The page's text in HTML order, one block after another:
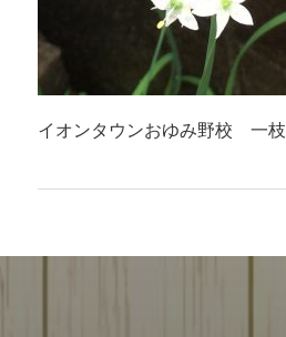
イオンタウンおゆみ野校 一枝